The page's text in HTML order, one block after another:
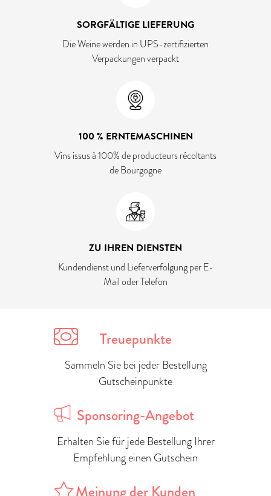
SORGFÄLTIGE LIEFERUNG
Die Weine werden in UPS-zertifizierten
Verpackungen verpackt
100 % ERNTEMASCHINEN
Vins issus à 100% de producteurs récoltants
de Bourgogne
ZU IHREN DIENSTEN
Kundendienst und Lieferverfolgung per E-
Mail oder Telefon
Treuepunkte
Sammeln Sie bei jeder Bestellung
Gutscheinpunkte
Sponsoring-Angebot
Erhalten Sie für jede Bestellung Ihrer
Empfehlung einen Gutschein
Meinung der Kunden